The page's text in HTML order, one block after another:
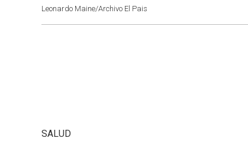
Leonardo Maine/Archivo El Pais
SALUD